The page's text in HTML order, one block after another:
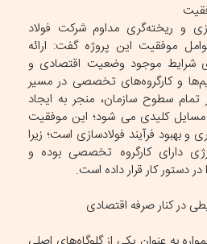
و ریخته‌گری مداوم شرکت فولاد
موفقیت این پروژه گفت: ارائه
شرایط موجود وضعیت اقتصادی و
و کارگروه‌های تخصصی در مسیر
تمام سطوح سازمان، منجر به ایجاد
مسایل کلیدی می شود؛ این موفقیت
و بهبود فرآیند فولادسازی است؛ زیرا
دارای کارگروه تخصصی بوده و
دستور کار قرار داده است.
در کنار صرفه اقتصادی